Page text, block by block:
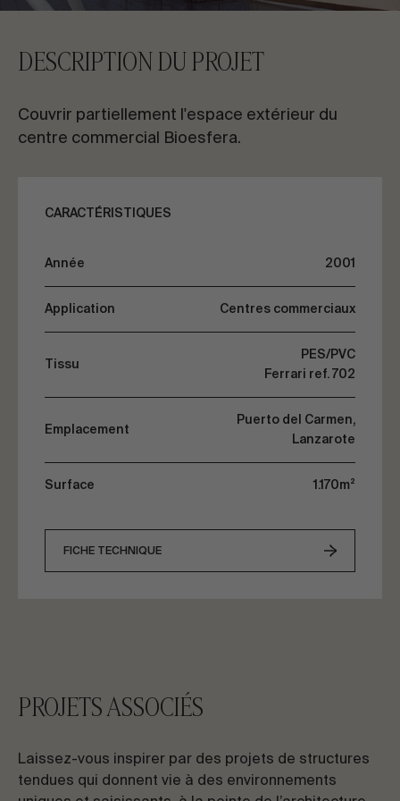
CONTACTEZ-NOUS
Conseil & Consulting
DESCRIPTION DU PROJET
Couvrir partiellement l'espace extérieur du
centre commercial Bioesfera.
CARACTÉRISTIQUES
Année 2001
Application Centres commerciaux
Tissu
PES/PVC
Ferrari ref. 702
Emplacement
Puerto del Carmen,
Lanzarote
Surface 1.170m²
FICHE TECHNIQUE
PROJETS ASSOCIÉS
Laissez-vous inspirer par des projets de structures
tendues qui donnent vie à des environnements